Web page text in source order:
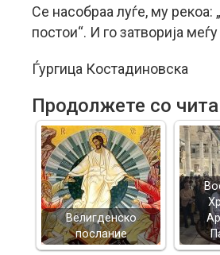
Се насобраа луѓе, му рекоа:
постои“. И го затворија
Ѓургица Костадиновска
Продолжете со
Велигденско
послание